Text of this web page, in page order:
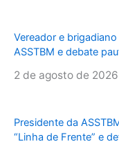
Vereador e
ASSTBM e debate
2 de agosto de 2026
Presidente da
“Linha de Frente” e